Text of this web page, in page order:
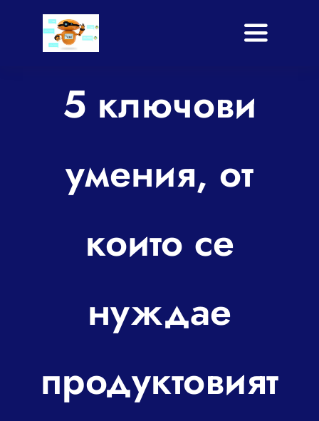
Toggle
Услуги
Приложение
Блог
За контакт
5 ключови
умения, от
които се
нуждае
продуктовият